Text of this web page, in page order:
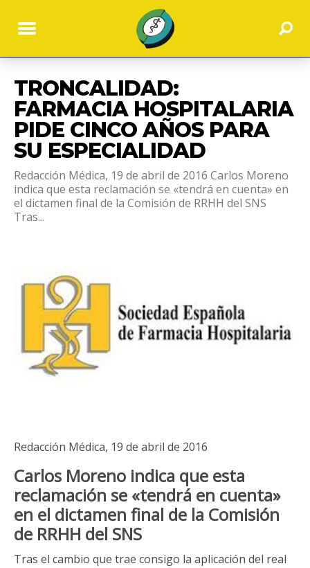
TRONCALIDAD:
FARMACIA HOSPITALARIA
PIDE CINCO AÑOS PARA
SU ESPECIALIDAD
Redacción Médica, 19 de abril de 2016 Carlos Moreno
indica que esta reclamación se «tendrá en cuenta» en
el dictamen final de la Comisión de RRHH del SNS
Tras...
Redacción Médica, 19 de abril de 2016
Carlos Moreno indica que esta
reclamación se «tendrá en cuenta»
en el dictamen final de la Comisión
de RRHH del SNS
Tras el cambio que trae consigo la aplicación del real